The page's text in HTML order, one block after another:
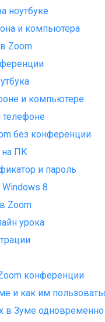
ноутбуке
и компьютера
Zoom
и компьютере
без конференции
на ПК
и пароль
8
Zoom
урока
конференции
и как им
в Зуме одновременно